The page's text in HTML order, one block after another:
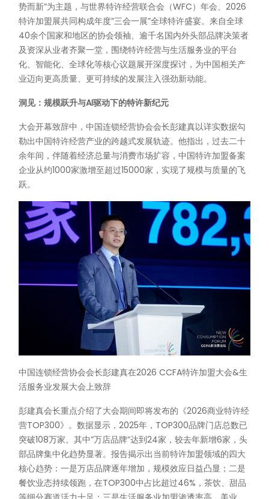
势而新”为主题，与世界特许经营联合会（WFC）年会、2026
特许加盟展共同构成年度”三会一展”全球特许盛宴。来自全球
40余个国家和地区的协会领袖、逾千名国内外头部品牌决策者
及资深从业者齐聚一堂，围绕特许经营与生活服务业的平台
化、智能化、全球化等核心议题展开深度探讨，为中国相关产
业迈向更高质量、更可持续的发展注入强劲新动能。
洞见：规模跃升与AI驱动下的特许新纪元
大会开幕致辞中，中国连锁经营协会会长彭建真以详实数据勾
勒出中国特许经营产业的跨越式发展轨迹。他指出，过去二十
余年间，伴随着经济总量与消费市场扩容，中国特许加盟备案
企业从约1000家激增至超过15000家，实现了规模与质量的飞
跃。
中国连锁经营协会会长彭建真在2026 CCFA特许加盟大会&生
活服务业发展大会上致辞
彭建真会长重点介绍了大会期间即将发布的《2026商业特许经
营TOP300》。数据显示，2025年，TOP300品牌门店总数已
突破108万家。其中”万店品牌”达到24家，较去年新增6家，头
部品牌集中化趋势显著。报告揭示出当前特许加盟领域的四大
核心趋势：一是万店品牌逐年增加，规模效应日益凸显；二是
餐饮业态持续领跑，在TOP300中占比超过46%，茶饮、甜品